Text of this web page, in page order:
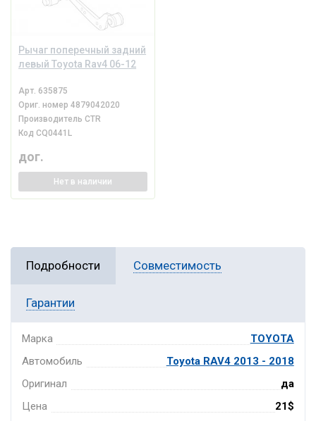
Рычаг поперечный задний
левый Toyota Rav4 06-12
Арт. 635875
Ориг. номер4879042020
Производитель CTR
Код CQ0441L
дог.
Нет в наличии
Подробности Совместимость
Гарантии
Марка
TOYOTA
Автомобиль
Toyota RAV4 2013 - 2018
Оригинал
да
Цена
21$